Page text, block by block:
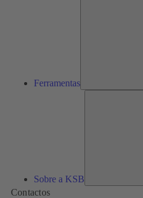
Ferramentas
Sobre a KSB
Contactos